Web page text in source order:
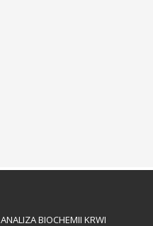
ANALIZA BIOCHEMII KRWI